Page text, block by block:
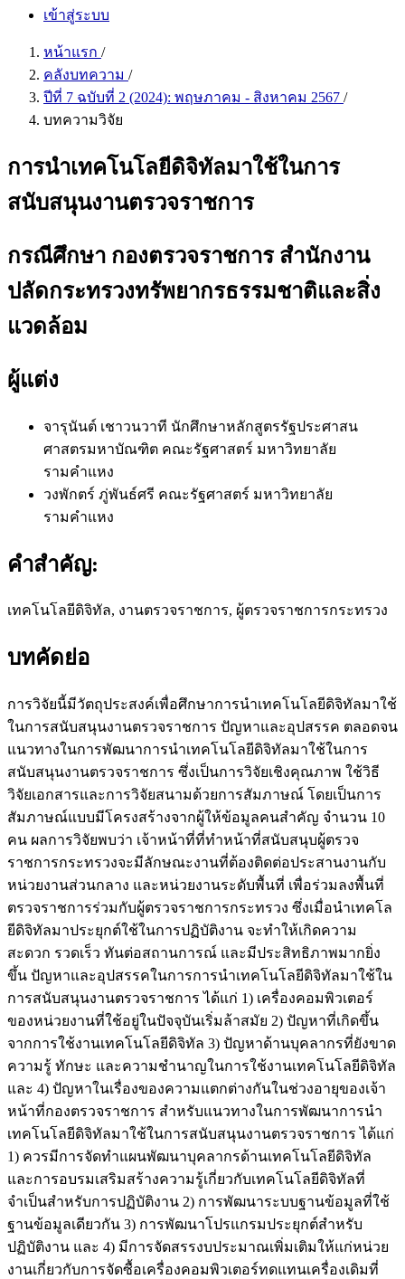
เข้าสู่ระบบ
หน้าแรก /
คลังบทความ /
ปีที่ 7 ฉบับที่ 2 (2024): พฤษภาคม - สิงหาคม 2567 /
บทความวิจัย
การนำเทคโนโลยีดิจิทัลมาใช้ในการ
สนับสนุนงานตรวจราชการ
กรณีศึกษา กองตรวจราชการ สำนักงาน
ปลัดกระทรวงทรัพยากรธรรมชาติและสิ่ง
แวดล้อม
ผู้แต่ง
จารุนันต์ เชาวนวาที นักศึกษาหลักสูตรรัฐประศาสน
ศาสตรมหาบัณฑิต คณะรัฐศาสตร์ มหาวิทยาลัย
รามคำแหง
วงพักตร์ ภู่พันธ์ศรี คณะรัฐศาสตร์ มหาวิทยาลัย
รามคำแหง
คำสำคัญ:
เทคโนโลยีดิจิทัล, งานตรวจราชการ, ผู้ตรวจราชการกระทรวง
บทคัดย่อ
การวิจัยนี้มีวัตถุประสงค์เพื่อศึกษาการนำเทคโนโลยีดิจิทัลมาใช้
ในการสนับสนุนงานตรวจราชการ ปัญหาและอุปสรรค ตลอดจน
แนวทางในการพัฒนาการนำเทคโนโลยีดิจิทัลมาใช้ในการ
สนับสนุนงานตรวจราชการ ซึ่งเป็นการวิจัยเชิงคุณภาพ ใช้วิธี
วิจัยเอกสารและการวิจัยสนามด้วยการสัมภาษณ์ โดยเป็นการ
สัมภาษณ์แบบมีโครงสร้างจากผู้ให้ข้อมูลคนสำคัญ จำนวน 10
คน ผลการวิจัยพบว่า เจ้าหน้าที่ที่ทำหน้าที่สนับสนุบผู้ตรวจ
ราชการกระทรวงจะมีลักษณะงานที่ต้องติดต่อประสานงานกับ
หน่วยงานส่วนกลาง และหน่วยงานระดับพื้นที่ เพื่อร่วมลงพื้นที่
ตรวจราชการร่วมกับผู้ตรวจราชการกระทรวง ซึ่งเมื่อนำเทคโล
ยีดิจิทัลมาประยุกต์ใช้ในการปฏิบัติงาน จะทำให้เกิดความ
สะดวก รวดเร็ว ทันต่อสถานการณ์ และมีประสิทธิภาพมากยิ่ง
ขึ้น ปัญหาและอุปสรรคในการการนำเทคโนโลยีดิจิทัลมาใช้ใน
การสนับสนุนงานตรวจราชการ ได้แก่ 1) เครื่องคอมพิวเตอร์
ของหน่วยงานที่ใช้อยู่ในปัจจุบันเริ่มล้าสมัย 2) ปัญหาที่เกิดขึ้น
จากการใช้งานเทคโนโลยีดิจิทัล 3) ปัญหาด้านบุคลากรที่ยังขาด
ความรู้ ทักษะ และความชำนาญในการใช้งานเทคโนโลยีดิจิทัล
และ 4) ปัญหาในเรื่องของความแตกต่างกันในช่วงอายุของเจ้า
หน้าที่กองตรวจราชการ สำหรับแนวทางในการพัฒนาการนำ
เทคโนโลยีดิจิทัลมาใช้ในการสนับสนุนงานตรวจราชการ ได้แก่
1) ควรมีการจัดทำแผนพัฒนาบุคลากรด้านเทคโนโลยีดิจิทัล
และการอบรมเสริมสร้างความรู้เกี่ยวกับเทคโนโลยีดิจิทัลที่
จำเป็นสำหรับการปฏิบัติงาน 2) การพัฒนาระบบฐานข้อมูลที่ใช้
ฐานข้อมูลเดียวกัน 3) การพัฒนาโปรแกรมประยุกต์สำหรับ
ปฏิบัติงาน และ 4) มีการจัดสรรงบประมาณเพิ่มเติมให้แก่หน่วย
งานเกี่ยวกับการจัดซื้อเครื่องคอมพิวเตอร์ทดแทนเครื่องเดิมที่